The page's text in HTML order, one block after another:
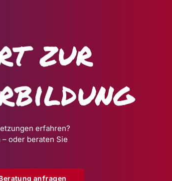
zur
erfahren?
oder beraten Sie
anfragen